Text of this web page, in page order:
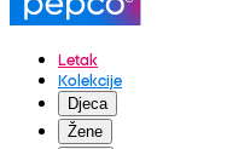
Letak
Kolekcije
Djeca
Žene